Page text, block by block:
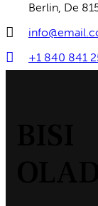
Berlin, De
+1 840 841